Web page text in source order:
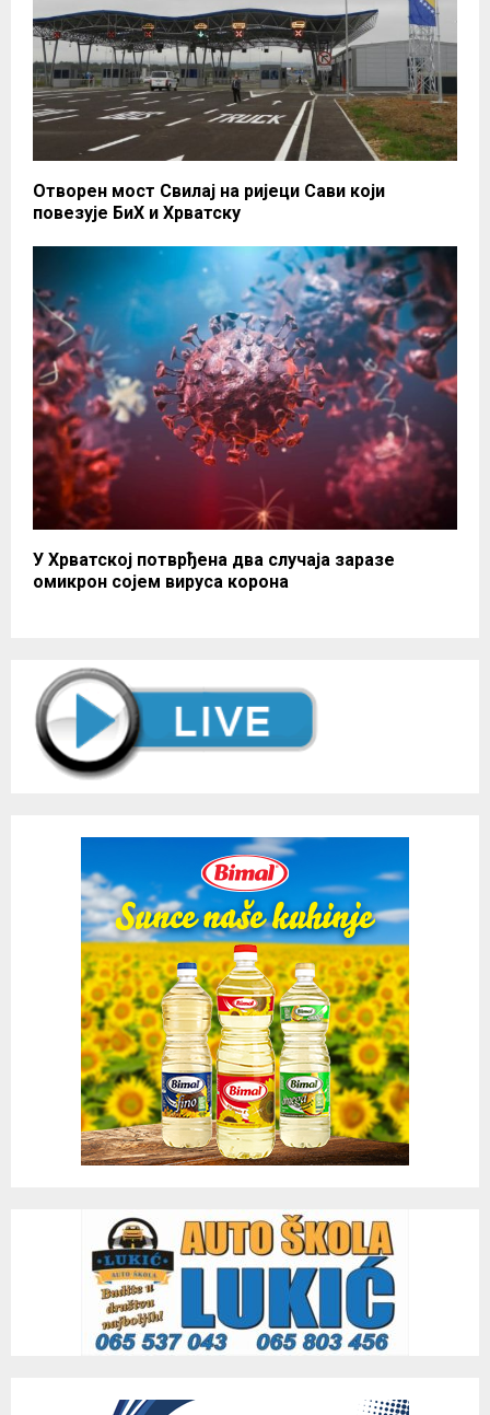
Отворен мост Свилај на ријеци Сави који
повезује БиХ и Хрватску
У Хрватској потврђена два случаја заразе
омикрон сојем вируса корона